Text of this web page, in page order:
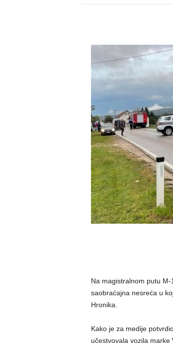
Na magistralnom putu
saobraćajna nesreća u
Hronika.
Kako je za medije
učestvovala vozila marke